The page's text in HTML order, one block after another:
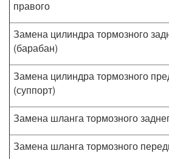
правого
Замена цилиндра тормозного
(барабан)
Замена цилиндра тормозного
(суппорт)
Замена шланга тормозного
Замена шланга тормозного